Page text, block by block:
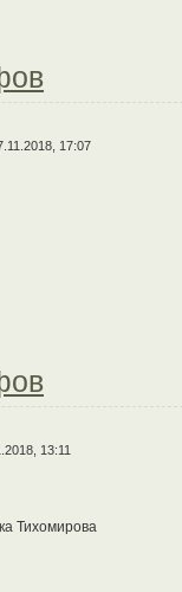
17:07
13:11
Тихомирова